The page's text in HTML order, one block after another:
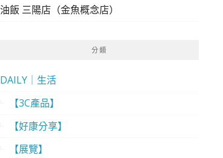
油飯 三陽店（金魚概念店）
分類
DAILY｜生活
【3C產品】
【好康分享】
【展覽】